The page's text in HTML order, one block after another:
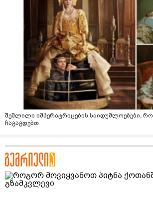
შეშლილი იმპერატრიცების საიდუმლოებები,
ჩაგაგდებთ